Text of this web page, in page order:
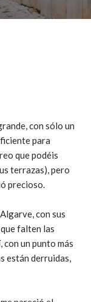
con sólo un
para
que podéis
terrazas), pero
precioso.
con sus
falten las
con un punto más
están derruidas,